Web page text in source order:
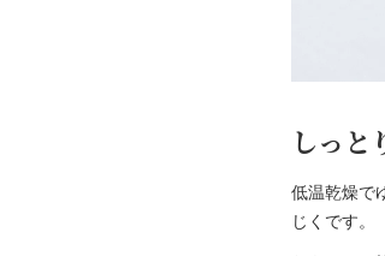
しっと
低温乾燥で
じくです。